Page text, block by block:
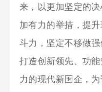
来，以更加坚定的
加有力的举措，提
斗力，坚定不移做
打造创新领先、功
力的现代新国企，